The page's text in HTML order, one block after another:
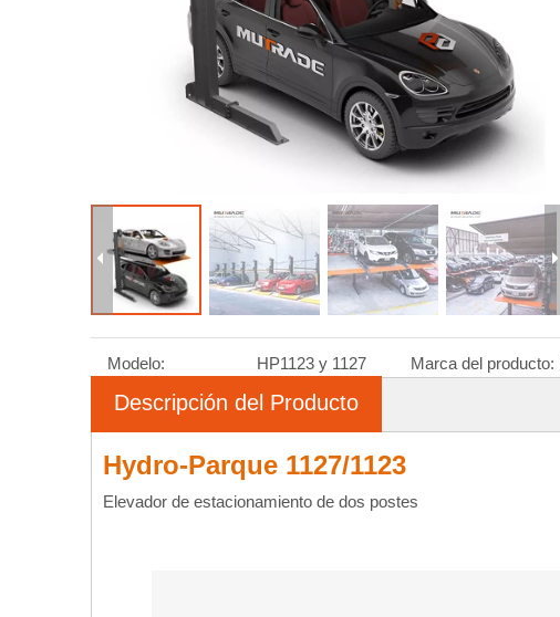
Modelo: HP1123 y 1127 Marca del producto:
Descripción del Producto
Hydro-Parque 1127/1123
Elevador de estacionamiento de dos postes